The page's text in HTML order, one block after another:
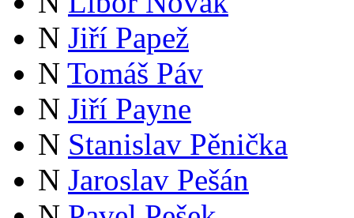
N Jiří Papež
N Tomáš Páv
N Jiří Payne
N Stanislav Pěnička
N Jaroslav Pešán